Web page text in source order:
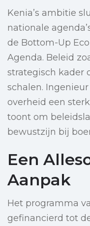
Kenia’s ambitie
nationale
de Bottom-Up
Agenda. Beleid
strategisch kader
schalen.
overheid een
toont om
bewustzijn bij
Een
Aanpak
Het programma
gefinancierd tot